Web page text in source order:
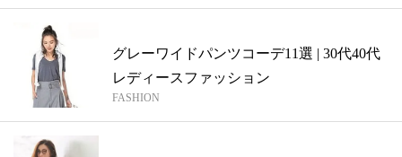
グレーワイドパンツコーデ11選 | 30代40代
レディースファッション
FASHION